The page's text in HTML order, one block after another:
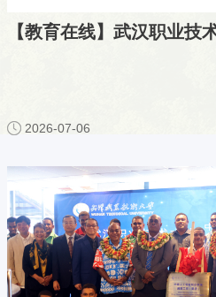
2026-07-06